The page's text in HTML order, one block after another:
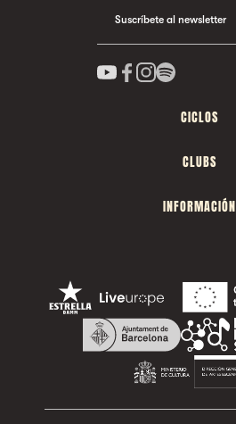
Suscríbete al newsletter
CICLOS
CLUBS
INFORMACIÓN